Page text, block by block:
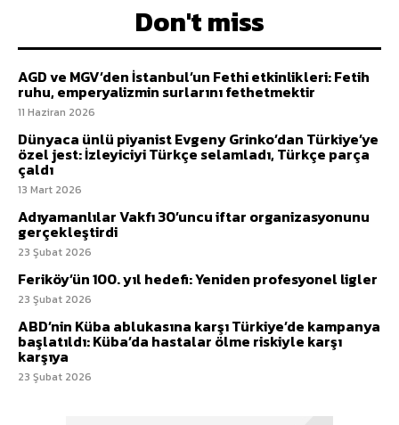
Don't miss
AGD ve MGV’den İstanbul’un Fethi etkinlikleri: Fetih
ruhu, emperyalizmin surlarını fethetmektir
11 Haziran 2026
Dünyaca ünlü piyanist Evgeny Grinko’dan Türkiye’ye
özel jest: İzleyiciyi Türkçe selamladı, Türkçe parça
çaldı
13 Mart 2026
Adıyamanlılar Vakfı 30’uncu iftar organizasyonunu
gerçekleştirdi
23 Şubat 2026
Feriköy’ün 100. yıl hedefi: Yeniden profesyonel ligler
23 Şubat 2026
ABD’nin Küba ablukasına karşı Türkiye’de kampanya
başlatıldı: Küba’da hastalar ölme riskiyle karşı
karşıya
23 Şubat 2026